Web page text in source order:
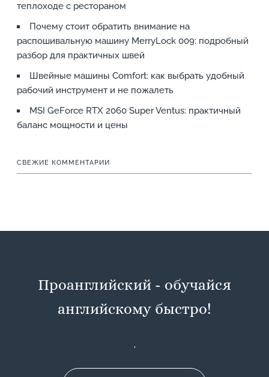
теплоходе с рестораном
Почему стоит обратить внимание на
распошивальную машину MerryLock 009: подробный
разбор для практичных швей
Швейные машины Comfort: как выбрать удобный
рабочий инструмент и не пожалеть
MSI GeForce RTX 2060 Super Ventus: практичный
баланс мощности и цены
СВЕЖИЕ КОММЕНТАРИИ
Проанглийский - обучайся
английскому быстро!
,